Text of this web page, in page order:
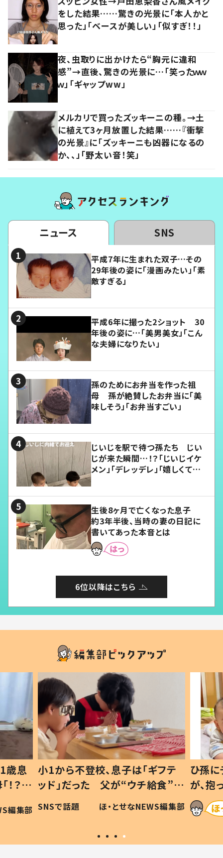
をした結果……驚きの光景に「本人かと
思った」「ベースが美しい」「似すぎ！！」
夜、虫取りに出かけたら“胸元に違和
感”→直後、驚きの光景に…「笑ったｗｗ
ｗ」「ギャップww」
メルカリで買ったズッキーニの種。→土
に植えて3ヶ月放置した結果……『衝撃
の光景』に「ズッキーニも凶器になるの
か、、」「野太い音！笑」
ニュース SNS
平成7年に生まれた双子…その
29年後の姿に「漫画みたい」「素
敵すぎる」
平成6年に撮った2ショット 30
年後の姿に…「美男美女」「こん
な夫婦になりたい」
孫のためにお弁当を作った祖
母 孫が絶賛したお弁当に「美
味しそう」「お弁当すごい」
じいじを駅で待つ孫たち じい
じが来た瞬間…！？「じいじイケ
メン」「デレッデレ」「嬉しくて可
生後8ヶ月で亡くなった息子
約3年半後、当時の妻の日記に
書いてあった本音とは
6位以降はこちら
歳息
？」
編集部
小1から不登校、息子は「ギフテ
ッド」だった 父が“ウチ給食”を
作り続ける理由とは #令和の親
#令和の子
SNSで話題 ほ・とせなNEWS編集部
ひ孫
が、
「涙が
い」